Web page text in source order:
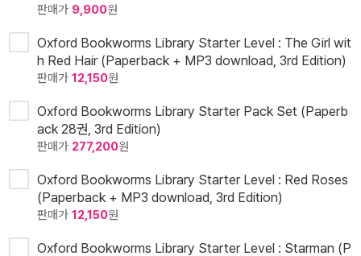
판매가 9,900원
Oxford Bookworms Library Starter Level : The Girl wit
h Red Hair (Paperback + MP3 download, 3rd Edition)
판매가 12,150원
Oxford Bookworms Library Starter Pack Set (Paperb
ack 28권, 3rd Edition)
판매가 277,200원
Oxford Bookworms Library Starter Level : Red Roses
(Paperback + MP3 download, 3rd Edition)
판매가 12,150원
Oxford Bookworms Library Starter Level : Starman (P